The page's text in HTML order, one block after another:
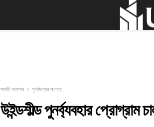
স্থায়ী ব্যবসার পুনর্ব্যবহার সংগ্রহ
উইন্ডশীল্ড পুনর্ব্যবহার প্রোগ্রাম